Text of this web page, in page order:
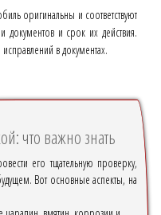
оригинальны и соответствуют
документов и срок их действия.
в документах.
что важно знать
его тщательную проверку,
Вот основные аспекты, на